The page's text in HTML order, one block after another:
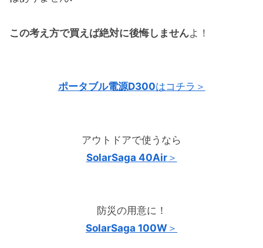
この考え方で買えば絶対に後悔しませんよ！
ポータブル電源D300はコチラ＞
アウトドアで使うなら
SolarSaga 40Air＞
防災の用意に！
SolarSaga 100W ＞